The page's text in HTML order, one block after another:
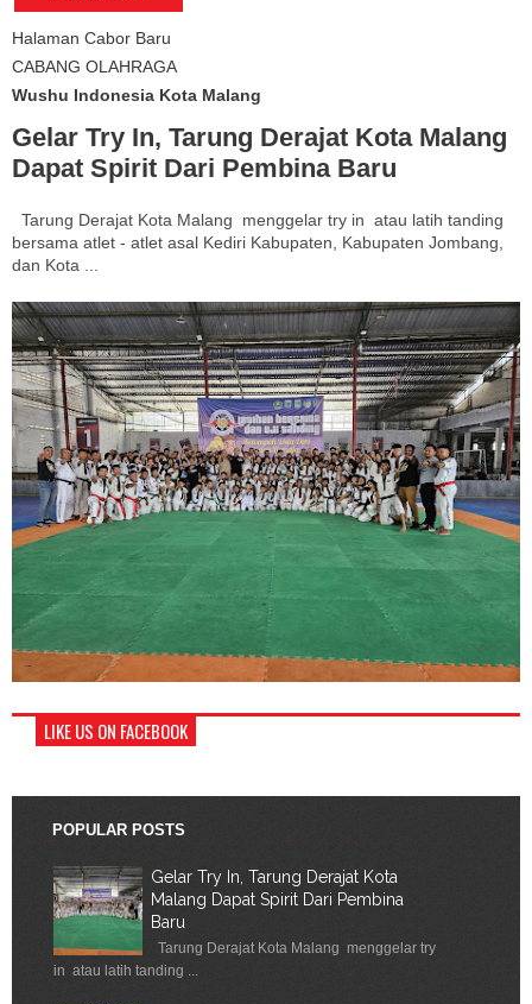
Halaman Cabor Baru
CABANG OLAHRAGA
Wushu Indonesia Kota Malang
Gelar Try In, Tarung Derajat Kota Malang
Dapat Spirit Dari Pembina Baru
Tarung Derajat Kota Malang menggelar try in atau latih tanding
bersama atlet - atlet asal Kediri Kabupaten, Kabupaten Jombang,
dan Kota ...
LIKE US ON FACEBOOK
POPULAR POSTS
Gelar Try In, Tarung Derajat Kota
Malang Dapat Spirit Dari Pembina
Baru
Tarung Derajat Kota Malang menggelar try
in atau latih tanding ...